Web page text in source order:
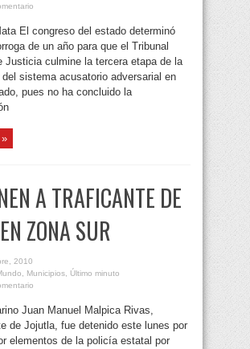
El congreso del estado determinó
de un año para que el Tribunal
Justicia culmine la tercera etapa de la
sistema acusatorio adversarial en
pues no ha concluido la
A TRAFICANTE DE
ZONA SUR
2010
, Municipios, Último minuto
Juan Manuel Malpica Rivas,
de Jojutla, fue detenido este lunes por
elementos de la policía estatal por